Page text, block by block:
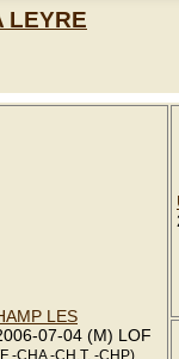
LEYRE
LES
07-04 (M) LOF
-CHA -CH.T. -CHP)